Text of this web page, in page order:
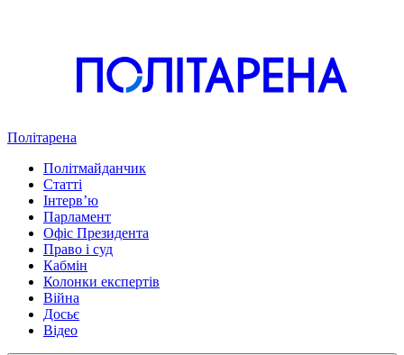
Політарена
Політмайданчик
Статті
Інтервʼю
Парламент
Офіс Президента
Право і суд
Кабмін
Колонки експертів
Війна
Досьє
Відео